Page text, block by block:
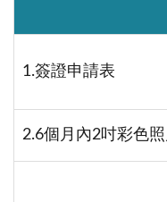
1.簽證申請表
2.6個月內2吋彩色